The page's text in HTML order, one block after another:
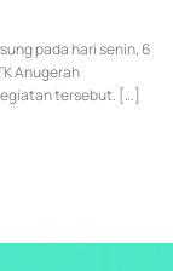
pada hari senin, 6
Anugerah
tersebut. […]